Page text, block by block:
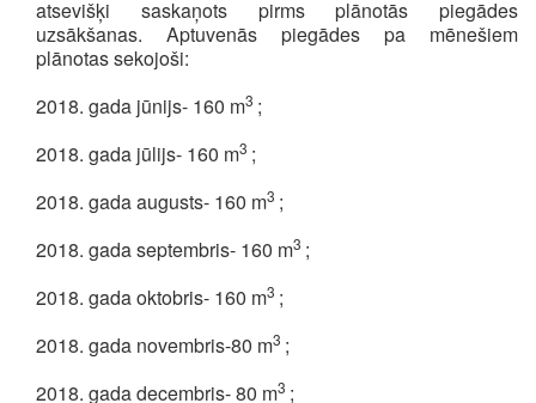
atsevišķi saskaņots pirms plānotās piegādes
uzsākšanas. Aptuvenās piegādes pa mēnešiem
plānotas sekojoši:
2018. gada jūnijs- 160 m3 ;
2018. gada jūlijs- 160 m3 ;
2018. gada augusts- 160 m3 ;
2018. gada septembris- 160 m3 ;
2018. gada oktobris- 160 m3 ;
2018. gada novembris-80 m3 ;
2018. gada decembris- 80 m3 ;